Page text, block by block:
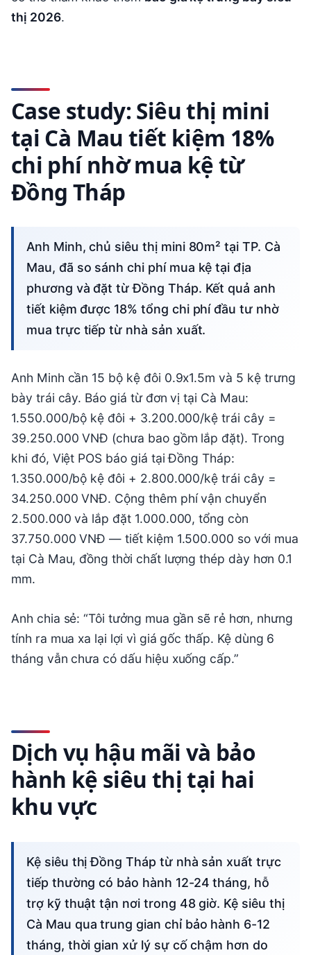
thị 2026.
Case study: Siêu thị mini
tại Cà Mau tiết kiệm 18%
chi phí nhờ mua kệ từ
Đồng Tháp
Anh Minh, chủ siêu thị mini 80m² tại TP. Cà
Mau, đã so sánh chi phí mua kệ tại địa
phương và đặt từ Đồng Tháp. Kết quả anh
tiết kiệm được 18% tổng chi phí đầu tư nhờ
mua trực tiếp từ nhà sản xuất.
Anh Minh cần 15 bộ kệ đôi 0.9x1.5m và 5 kệ trưng
bày trái cây. Báo giá từ đơn vị tại Cà Mau:
1.550.000/bộ kệ đôi + 3.200.000/kệ trái cây =
39.250.000 VNĐ (chưa bao gồm lắp đặt). Trong
khi đó, Việt POS báo giá tại Đồng Tháp:
1.350.000/bộ kệ đôi + 2.800.000/kệ trái cây =
34.250.000 VNĐ. Cộng thêm phí vận chuyển
2.500.000 và lắp đặt 1.000.000, tổng còn
37.750.000 VNĐ — tiết kiệm 1.500.000 so với mua
tại Cà Mau, đồng thời chất lượng thép dày hơn 0.1
mm.
Anh chia sẻ: “Tôi tưởng mua gần sẽ rẻ hơn, nhưng
tính ra mua xa lại lợi vì giá gốc thấp. Kệ dùng 6
tháng vẫn chưa có dấu hiệu xuống cấp.”
Dịch vụ hậu mãi và bảo
hành kệ siêu thị tại hai
khu vực
Kệ siêu thị Đồng Tháp từ nhà sản xuất trực
tiếp thường có bảo hành 12-24 tháng, hỗ
trợ kỹ thuật tận nơi trong 48 giờ. Kệ siêu thị
Cà Mau qua trung gian chỉ bảo hành 6-12
tháng, thời gian xử lý sự cố chậm hơn do